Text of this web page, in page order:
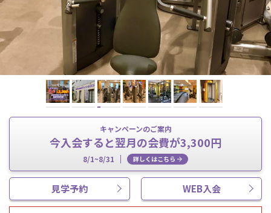
キャンペーンのご案内
今入会すると翌月の会費が3,300円
8/1~8/31 詳しくはこちら
見学予約 WEB入会